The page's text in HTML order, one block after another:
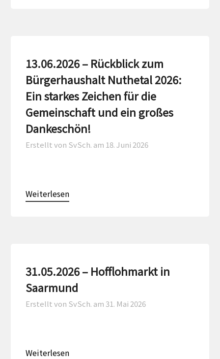
13.06.2026 – Rückblick zum
Bürgerhaushalt Nuthetal 2026:
Ein starkes Zeichen für die
Gemeinschaft und ein großes
Dankeschön!
Erstellt von SvSch. am 18. Juni 2026
Weiterlesen
31.05.2026 – Hofflohmarkt in
Saarmund
Erstellt von SvSch. am 31. Mai 2026
Weiterlesen